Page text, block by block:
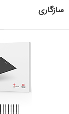
سازگاری